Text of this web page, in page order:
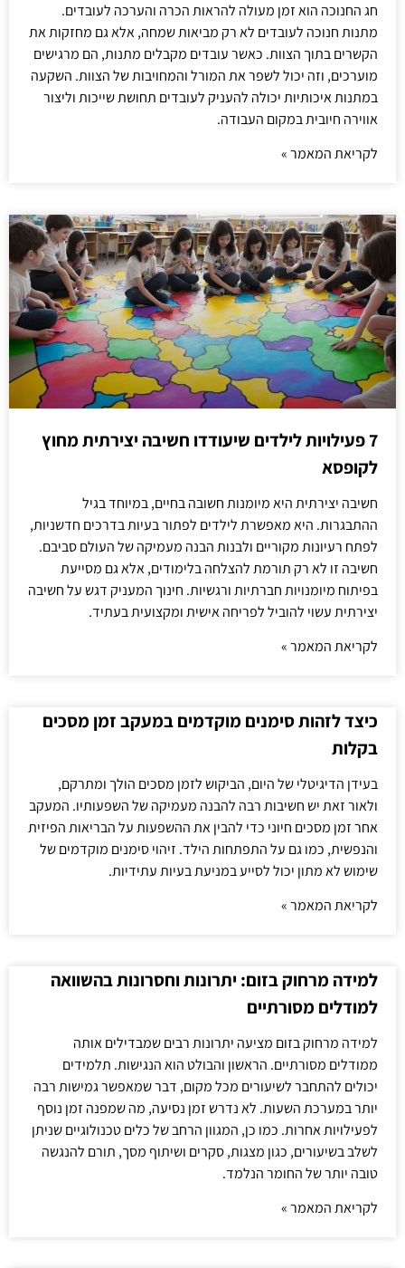
חג החנוכה הוא זמן מעולה להראות הכרה והערכה לעובדים.
מתנות חנוכה לעובדים לא רק מביאות שמחה, אלא גם מחזקות את
הקשרים בתוך הצוות. כאשר עובדים מקבלים מתנות, הם מרגישים
מוערכים, וזה יכול לשפר את המורל והמחויבות של הצוות. השקעה
במתנות איכותיות יכולה להעניק לעובדים תחושת שייכות וליצור
אווירה חיובית במקום העבודה.
לקריאת המאמר »
7 פעילויות לילדים שיעודדו חשיבה יצירתית מחוץ
לקופסא
חשיבה יצירתית היא מיומנות חשובה בחיים, במיוחד בגיל
ההתבגרות. היא מאפשרת לילדים לפתור בעיות בדרכים חדשניות,
לפתח רעיונות מקוריים ולבנות הבנה מעמיקה של העולם סביבם.
חשיבה זו לא רק תורמת להצלחה בלימודים, אלא גם מסייעת
בפיתוח מיומנויות חברתיות ורגשיות. חינוך המעניק דגש על חשיבה
יצירתית עשוי להוביל לפריחה אישית ומקצועית בעתיד.
לקריאת המאמר »
כיצד לזהות סימנים מוקדמים במעקב זמן מסכים
בקלות
בעידן הדיגיטלי של היום, הביקוש לזמן מסכים הולך ומתרקם,
ולאור זאת יש חשיבות רבה להבנה מעמיקה של השפעותיו. המעקב
אחר זמן מסכים חיוני כדי להבין את ההשפעות על הבריאות הפיזית
והנפשית, כמו גם על התפתחות הילד. זיהוי סימנים מוקדמים של
שימוש לא מתון יכול לסייע במניעת בעיות עתידיות.
לקריאת המאמר »
למידה מרחוק בזום: יתרונות וחסרונות בהשוואה
למודלים מסורתיים
למידה מרחוק בזום מציעה יתרונות רבים שמבדילים אותה
ממודלים מסורתיים. הראשון והבולט הוא הנגישות. תלמידים
יכולים להתחבר לשיעורים מכל מקום, דבר שמאפשר גמישות רבה
יותר במערכת השעות. לא נדרש זמן נסיעה, מה שמפנה זמן נוסף
לפעילויות אחרות. כמו כן, המגוון הרחב של כלים טכנולוגיים שניתן
לשלב בשיעורים, כגון מצגות, סקרים ושיתוף מסך, תורם להנגשה
טובה יותר של החומר הנלמד.
לקריאת המאמר »